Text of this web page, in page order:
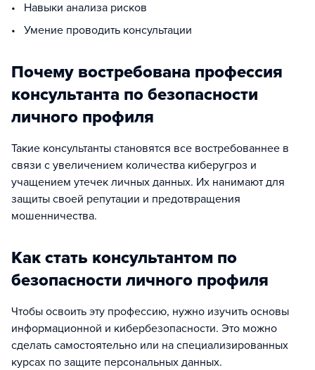
• Навыки анализа рисков
• Умение проводить консультации
Почему востребована профессия
консультанта по безопасности
личного профиля
Такие консультанты становятся все востребованнее в
связи с увеличением количества киберугроз и
учащением утечек личных данных. Их нанимают для
защиты своей репутации и предотвращения
мошенничества.
Как стать консультантом по
безопасности личного профиля
Чтобы освоить эту профессию, нужно изучить основы
информационной и кибербезопасности. Это можно
сделать самостоятельно или на специализированных
курсах по защите персональных данных.